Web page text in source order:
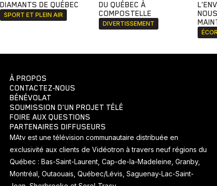
DIAMANTS DE QUÉBEC
SPORT ET PLEIN AIR
DU QUÉBEC À
COMPOSTELLE
DIVERTISSEMENT
À PROPOS
CONTACTEZ-NOUS
BÉNÉVOLAT
SOUMISSION D'UN PROJET TÉLÉ
FOIRE AUX QUESTIONS
PARTENAIRES DIFFUSEURS
MAtv est une télévision communautaire distribuée en
exclusivité aux clients de Vidéotron à travers neuf régions du
Québec : Bas-Saint-Laurent, Cap-de-la-Madeleine, Granby,
Montréal, Outaouais, Québec/Lévis, Saguenay-Lac-Saint-